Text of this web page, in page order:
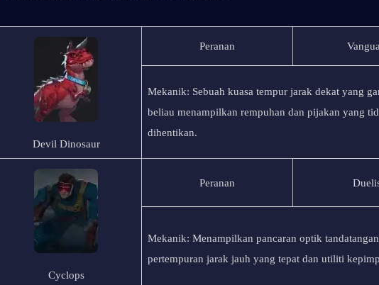
Devil Dinosaur
Peranan
Mekanik: Sebuah kuasa tempur jarak dekat yang
beliau menampilkan rempuhan dan pijakan yang
dihentikan.
Cyclops
Peranan
Mekanik: Menampilkan pancaran optik
pertempuran jarak jauh yang tepat dan utiliti